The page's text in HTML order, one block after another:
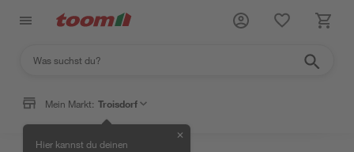
Mein Markt: Troisdorf
Hier kannst du deinen
✕